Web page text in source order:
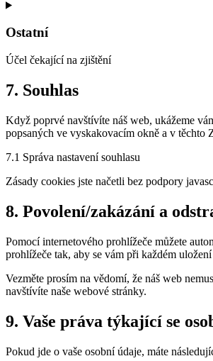
Consent
service
Ostatní
Účel čekající na zjištění
Consent
to
ostatní
7. Souhlas
Když poprvé navštívíte náš web, ukážeme
popsaných ve vyskakovacím okně a v těchto
7.1 Správa nastavení souhlasu
Zásady cookies jste načetli bez podpory
8. Povolení/zakázání a
Pomocí internetového prohlížeče můžete
prohlížeče tak, aby se vám při každém
Vezměte prosím na vědomí, že náš web
navštívíte naše webové stránky.
9. Vaše práva týkající se
Pokud jde o vaše osobní údaje, máte